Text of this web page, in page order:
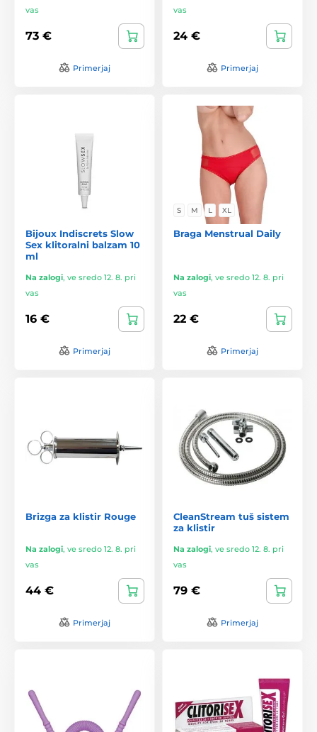
vas
73 €
Primerjaj
vas
24 €
Primerjaj
Bijoux Indiscrets Slow
Sex klitoralni balzam 10
ml
Na zalogi, ve sredo 12. 8. pri
vas
16 €
Primerjaj
S M L XL
Braga Menstrual Daily
Na zalogi, ve sredo 12. 8. pri
vas
22 €
Primerjaj
Brizga za klistir Rouge
Na zalogi, ve sredo 12. 8. pri
vas
44 €
Primerjaj
CleanStream tuš sistem
za klistir
Na zalogi, ve sredo 12. 8. pri
vas
79 €
Primerjaj